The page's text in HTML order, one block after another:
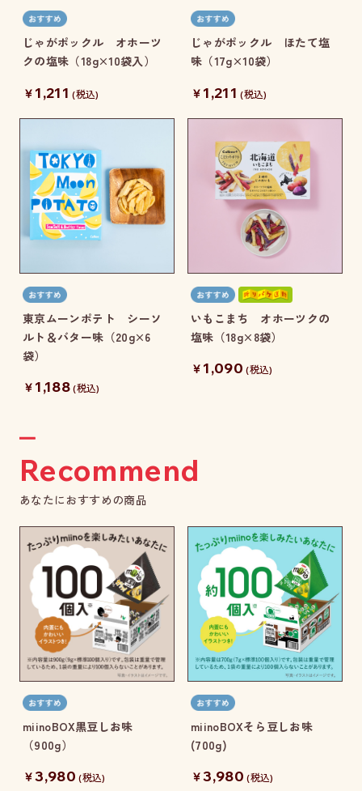
じゃがポックル オホーツ
クの塩味（18g×10袋入）
￥1,211 (税込)
じゃがポックル ほたて塩
味（17g×10袋）
￥1,211 (税込)
東京ムーンポテト シーソ
ルト＆バター味（20g×6
袋）
￥1,188 (税込)
いもこまち オホーツクの
塩味（18g×8袋）
￥1,090 (税込)
Recommend
あなたにおすすめの商品
miinoBOX黒豆しお味
（900g）
￥3,980 (税込)
miinoBOXそら豆しお味
(700g)
￥3,980 (税込)